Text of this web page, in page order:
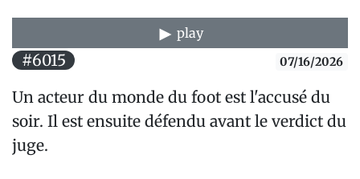
play
#6015 07/16/2026
Un acteur du monde du foot est l'accusé du
soir. Il est ensuite défendu avant le verdict du
juge.